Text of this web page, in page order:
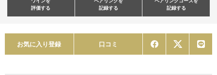
評価する
記録する
記録する
お気に入り登録 口コミ